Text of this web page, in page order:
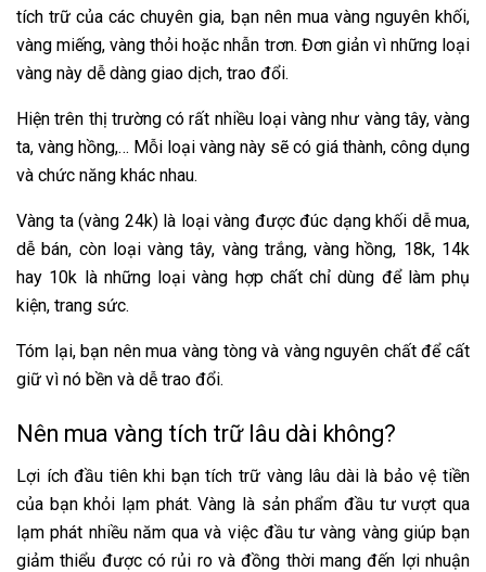
tích trữ của các chuyên gia, bạn nên mua vàng nguyên khối,
vàng miếng, vàng thỏi hoặc nhẫn trơn. Đơn giản vì những loại
vàng này dễ dàng giao dịch, trao đổi.
Hiện trên thị trường có rất nhiều loại vàng như vàng tây, vàng
ta, vàng hồng,… Mỗi loại vàng này sẽ có giá thành, công dụng
và chức năng khác nhau.
Vàng ta (vàng 24k) là loại vàng được đúc dạng khối dễ mua,
dễ bán, còn loại vàng tây, vàng trắng, vàng hồng, 18k, 14k
hay 10k là những loại vàng hợp chất chỉ dùng để làm phụ
kiện, trang sức.
Tóm lại, bạn nên mua vàng tòng và vàng nguyên chất để cất
giữ vì nó bền và dễ trao đổi.
Nên mua vàng tích trữ lâu dài không?
Lợi ích đầu tiên khi bạn tích trữ vàng lâu dài là bảo vệ tiền
của bạn khỏi lạm phát. Vàng là sản phẩm đầu tư vượt qua
lạm phát nhiều năm qua và việc đầu tư vàng vàng giúp bạn
giảm thiểu được có rủi ro và đồng thời mang đến lợi nhuận